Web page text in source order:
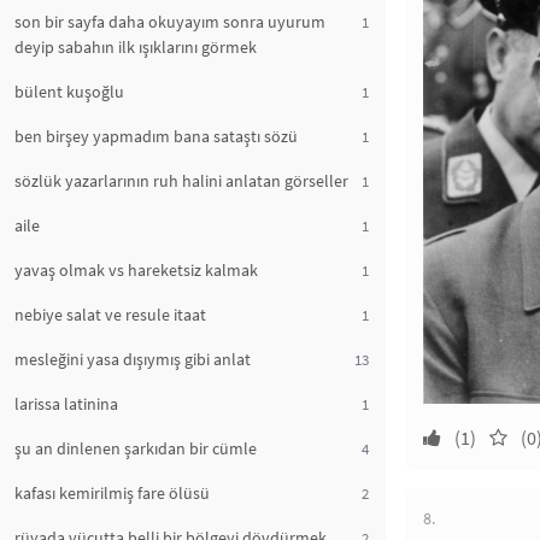
son bir sayfa daha okuyayım sonra uyurum
deyip sabahın ilk ışıklarını görmek
1
bülent kuşoğlu 1
ben birşey yapmadım bana sataştı sözü 1
sözlük yazarlarının ruh halini anlatan görseller 1
aile 1
yavaş olmak vs hareketsiz kalmak 1
nebiye salat ve resule itaat 1
mesleğini yasa dışıymış gibi anlat 13
larissa latinina 1
şu an dinlenen şarkıdan bir cümle 4
kafası kemirilmiş fare ölüsü 2
(1)
8.